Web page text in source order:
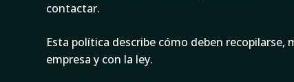
contactar.
Esta política describe cómo deben
empresa y con la ley.